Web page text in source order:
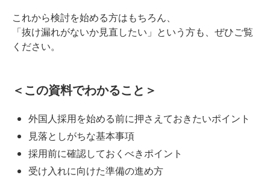
これから検討を始める方はもちろん、
「抜け漏れがないか見直したい」という方も、ぜひご覧
ください。
＜この資料でわかること＞
外国人採用を始める前に押さえておきたいポイント
見落としがちな基本事項
採用前に確認しておくべきポイント
受け入れに向けた準備の進め方